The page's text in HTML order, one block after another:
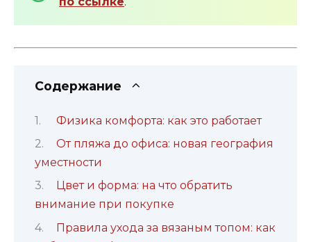
Содержание
Физика комфорта: как это работает
От пляжа до офиса: новая география
уместности
Цвет и форма: на что обратить
внимание при покупке
Правила ухода за вязаным топом: как